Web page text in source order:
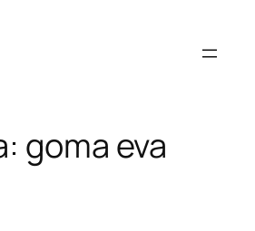
goma eva